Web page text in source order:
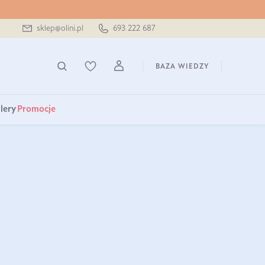
sklep@olini.pl 693 222 687
BAZA WIEDZY
Promocje